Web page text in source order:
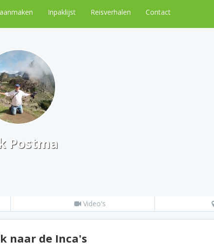
Inpaklijst Reisverhalen Contact
Postma
Video's
naar de Inca's